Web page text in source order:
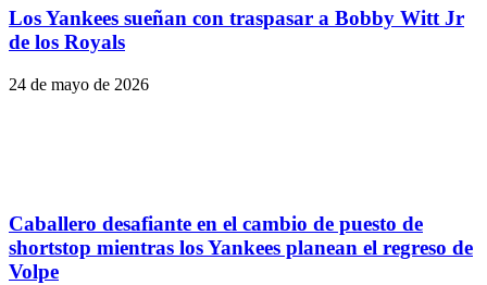
Los Yankees sueñan con traspasar a Bobby Witt Jr
de los Royals
24 de mayo de 2026
Caballero desafiante en el cambio de puesto de
shortstop mientras los Yankees planean el regreso de
Volpe